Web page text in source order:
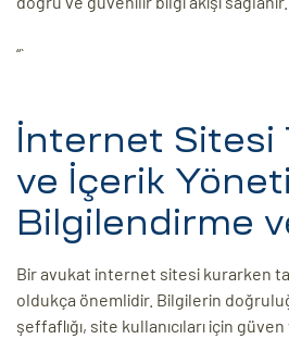
“`
İnternet Sitesi
ve İçerik
Bilgilendirme
Bir avukat internet sitesi kurarken
oldukça önemlidir. Bilgilerin
şeffaflığı, site kullanıcıları için